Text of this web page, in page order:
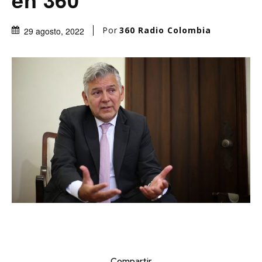
29 agosto, 2022 Por 360 Radio Colombia